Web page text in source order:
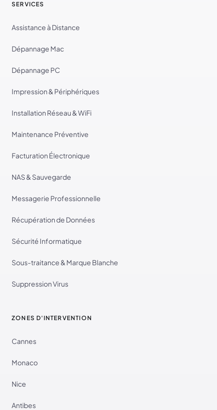
SERVICES
Assistance à Distance
Dépannage Mac
Dépannage PC
Impression & Périphériques
Installation Réseau & WiFi
Maintenance Préventive
Facturation Électronique
NAS & Sauvegarde
Messagerie Professionnelle
Récupération de Données
Sécurité Informatique
Sous-traitance & Marque Blanche
Suppression Virus
ZONES D'INTERVENTION
Cannes
Monaco
Nice
Antibes